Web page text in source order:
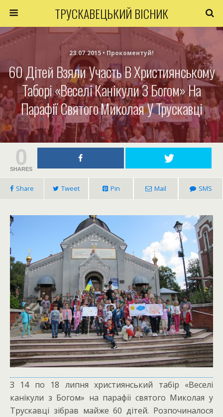
ТРУСКАВЕЦЬКИЙ ВІСНИК
23.07.2015 • Прокоментуй!
60 Дітей Взяли Участь В Християнському
Таборі «Веселі Канікули З Богом» На
Парафії Святого Миколая У Трускавці
0
SHARES
Share Tweet Pin Mail SMS
З 14 по 18 липня християнський табір «Веселі
канікули з Богом» на парафії святого Миколая у
Трускавці зібрав майже 60 дітей. Розпочиналося